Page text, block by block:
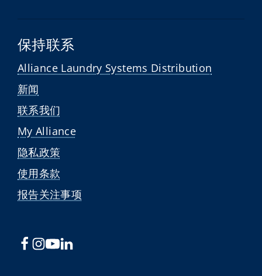
保持联系
Alliance Laundry Systems Distribution
新闻
联系我们
My Alliance
隐私政策
使用条款
报告关注事项